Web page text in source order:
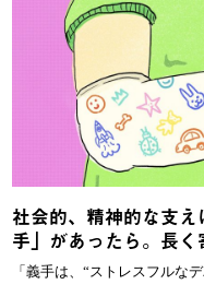
社会的、精神的な支
手」があったら。長
「義手は、“ストレスフルな